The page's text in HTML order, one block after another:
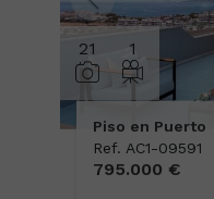
21 1
Piso en Puerto
Ref. AC1-09591
795.000 €